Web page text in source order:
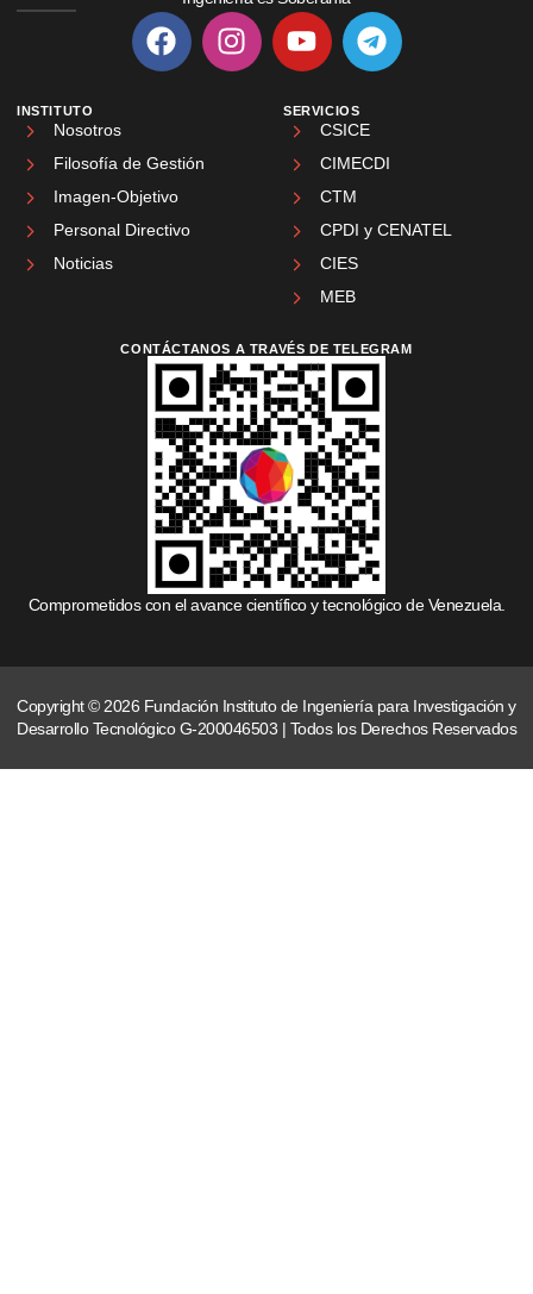
INSTITUTO
Nosotros
Filosofía de Gestión
Imagen-Objetivo
Personal Directivo
Noticias
SERVICIOS
CSICE
CIMECDI
CTM
CPDI y CENATEL
CIES
MEB
CONTÁCTANOS A TRAVÉS DE TELEGRAM
Comprometidos con el avance científico y tecnológico de Venezuela.
Copyright © 2026 Fundación Instituto de Ingeniería para Investigación y
Desarrollo Tecnológico G-200046503 | Todos los Derechos Reservados